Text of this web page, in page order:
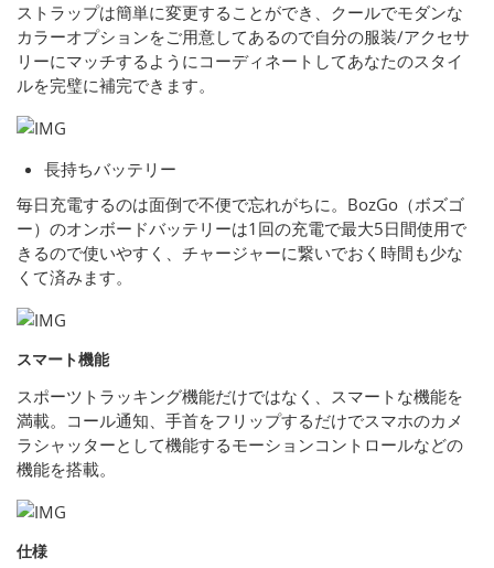
ストラップは簡単に変更することができ、クールでモダンな
カラーオプションをご用意してあるので自分の服装/アクセサ
リーにマッチするようにコーディネートしてあなたのスタイ
ルを完璧に補完できます。
長持ちバッテリー
毎日充電するのは面倒で不便で忘れがちに。BozGo（ボズゴ
ー）のオンボードバッテリーは1回の充電で最大5日間使用で
きるので使いやすく、チャージャーに繋いでおく時間も少な
くて済みます。
スマート機能
スポーツトラッキング機能だけではなく、スマートな機能を
満載。コール通知、手首をフリップするだけでスマホのカメ
ラシャッターとして機能するモーションコントロールなどの
機能を搭載。
仕様